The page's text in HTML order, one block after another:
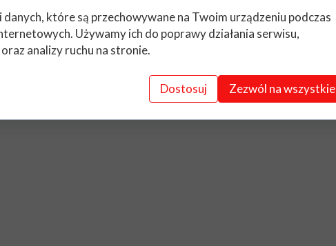
danych, które są przechowywane na Twoim urządzeniu podczas
Używamy ich do poprawy działania serwisu,
analizy ruchu na stronie.
Dostosuj Zezwól na wszystkie